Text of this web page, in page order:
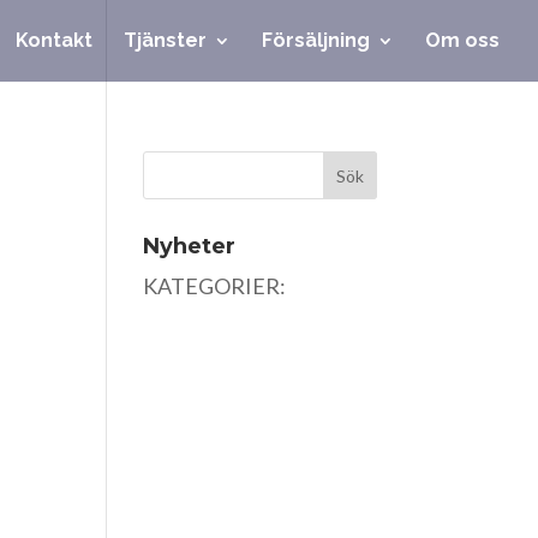
Kontakt Tjänster Försäljning Om oss
Nyheter
KATEGORIER: